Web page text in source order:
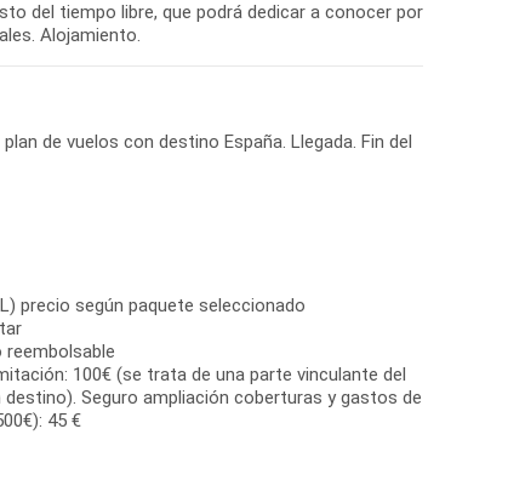
del tiempo libre, que podrá dedicar a conocer por
Alojamiento.
de vuelos con destino España. Llegada. Fin del
precio según paquete seleccionado
reembolsable
100€ (se trata de una parte vinculante del
destino). Seguro ampliación coberturas y gastos de
45 €